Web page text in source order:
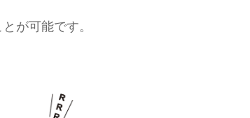
が可能です。